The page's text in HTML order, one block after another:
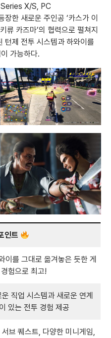
X/S, PC
한 새로운 주인공 ‘카스가 이
류 카즈마’의 협력으로 펼쳐지
턴제 전투 시스템과 하와이를
가능하다.
인트
를 그대로 옮겨놓은 듯한 게
험으로 최고!
직업 시스템과 새로운 연계
있는 전투 경험 제공
브 퀘스트, 다양한 미니게임,